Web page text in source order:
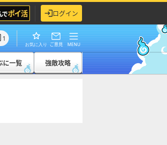
ログイン
1
お気に入り ご意見 MENU
に一覧 強敵攻略